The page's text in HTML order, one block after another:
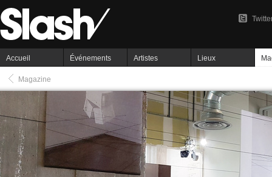
Accueil Événements Artistes Lieux
Magazine